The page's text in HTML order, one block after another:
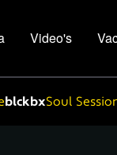
Video's
blckbxSoul